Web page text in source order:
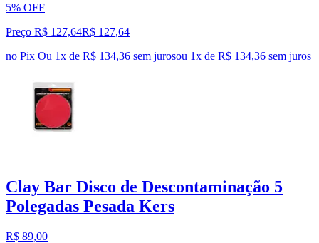
5% OFF
Preço R$ 127,64R$ 127,64
no Pix Ou 1x de R$ 134,36 sem jurosou 1x de R$ 134,36 sem juros
Clay Bar Disco de Descontaminação 5
Polegadas Pesada Kers
R$ 89,00